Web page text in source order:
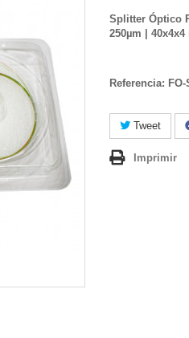
Splitter Óptico
250µm | 40x4x4
Referencia: FO-
Tweet
Imprimir